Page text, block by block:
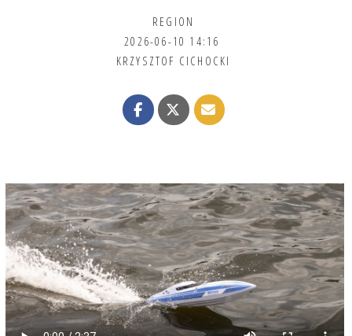
REGION
2026-06-10 14:16
KRZYSZTOF CICHOCKI